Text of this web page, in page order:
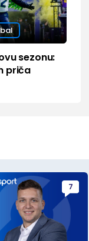
sezonu:
priča
7